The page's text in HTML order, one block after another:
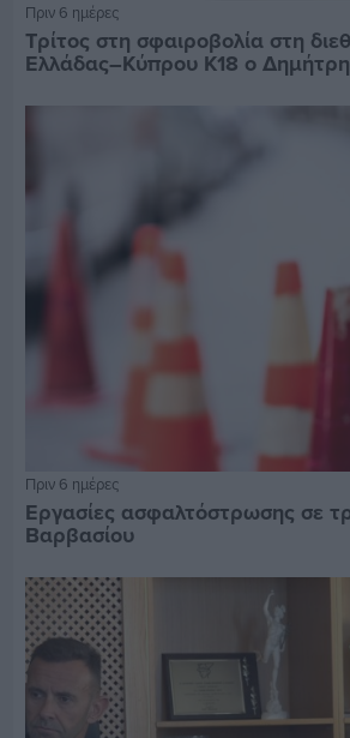
Πριν 6 ημέρες
Τρίτος στη σφαιροβολία στη
Ελλάδας–Κύπρου Κ18 ο
Πριν 6 ημέρες
Εργασίες ασφαλτόστρωσης σε
Βαρβασίου